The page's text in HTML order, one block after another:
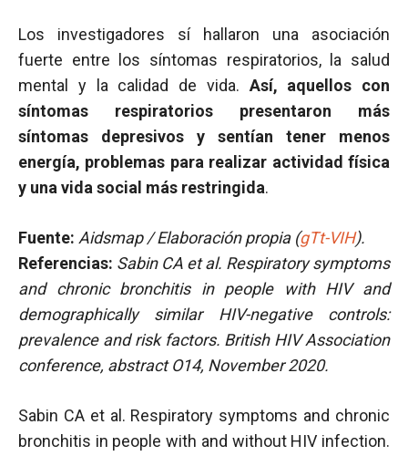
Los investigadores sí hallaron una asociación
fuerte entre los síntomas respiratorios, la salud
mental y la calidad de vida. Así, aquellos con
síntomas respiratorios presentaron más
síntomas depresivos y sentían tener menos
energía, problemas para realizar actividad física
y una vida social más restringida.
Fuente: Aidsmap / Elaboración propia (gTt-VIH).
Referencias: Sabin CA et al. Respiratory symptoms
and chronic bronchitis in people with HIV and
demographically similar HIV-negative controls:
prevalence and risk factors. British HIV Association
conference, abstract O14, November 2020.
Sabin CA et al. Respiratory symptoms and chronic
bronchitis in people with and without HIV infection.